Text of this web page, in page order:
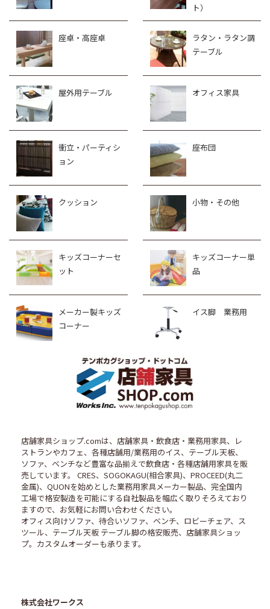
ト）
座卓・高座卓
ラタン・ラタン調
テーブル
屋外用テーブル オフィス家具
衝立・パーティシ
ョン
座布団
クッション 小物・その他
キッズコーナーセ
ット
キッズコーナー単
品
メーカー製キッズ
コーナー
イス脚 業務用
店舗家具ショップ.comは、店舗家具・飲食店・業務用家具、レ
ストランやカフェ、各種店舗用/業務用のイス、テーブル天板、
ソファ、ベンチなど豊富な品揃えで飲食店・各種店舗用家具を販
売しています。 CRES、SOGOKAGU(相合家具)、PROCEED(丸二
金属)、QUONを始めとした業務用家具メーカー製品、完全国内
工場で格安製造を可能にする自社製品を幅広く取りそろえており
ますので、お気軽にお問い合わせください。
オフィス向けソファ、待合いソファ、ベンチ、ロビーチェア、ス
ツール、テーブル天板 テーブル脚の格安販売、店舗家具ショッ
プ。カスタムオーダーも承ります。
株式会社ワークス